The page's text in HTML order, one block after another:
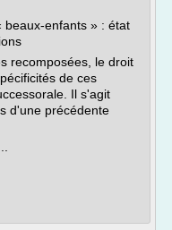
beaux-enfants » : état
recomposées, le droit
de ces
Il s'agit
d'une précédente